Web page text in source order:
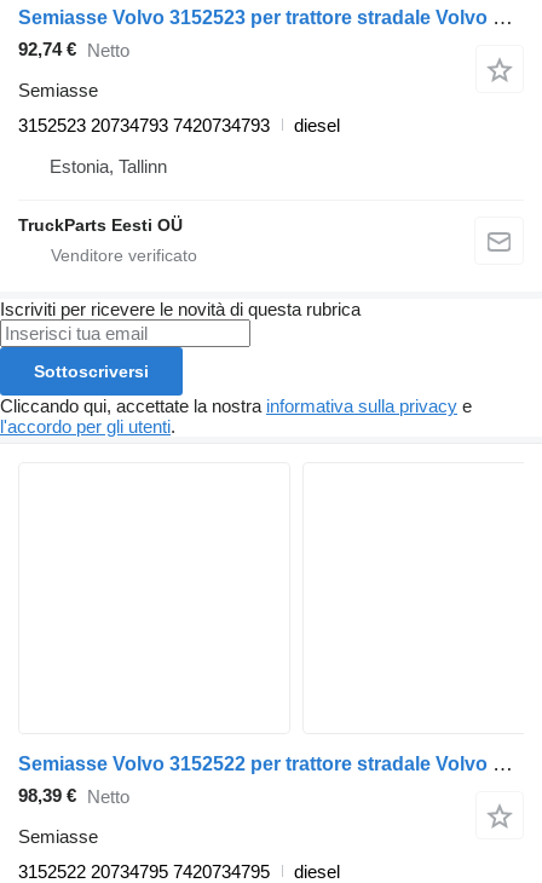
Semiasse Volvo 3152523 per trattore stradale Volvo FL, FE (2005-2014)
92,74 € Netto
Semiasse
3152523 20734793 7420734793
diesel
Estonia, Tallinn
TruckParts Eesti OÜ
Iscriviti per ricevere le novità di questa rubrica
Sottoscriversi
Cliccando qui, accettate la nostra informativa sulla privacy e
l'accordo per gli utenti.
Semiasse Volvo 3152522 per trattore stradale Volvo FL, FE (2005-2014)
98,39 € Netto
Semiasse
3152522 20734795 7420734795
diesel